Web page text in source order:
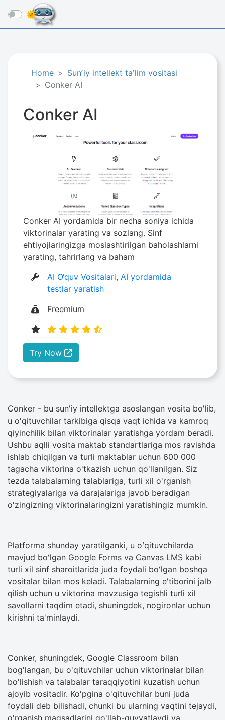
☰
Home
Sunʼiy intellekt taʼlim vositasi
Conker AI
Conker AI
Conker AI yordamida bir necha soniya ichida
viktorinalar yarating va sozlang. Sinf
ehtiyojlaringizga moslashtirilgan baholashlarni
yarating, tahrirlang va baham
AI O‘quv Vositalari, AI yordamida
testlar yaratish
Freemium
Try Now
Conker - bu sun'iy intellektga asoslangan vosita bo'lib,
u o'qituvchilar tarkibiga qisqa vaqt ichida va kamroq
qiyinchilik bilan viktorinalar yaratishga yordam beradi.
Ushbu aqlli vosita maktab standartlariga mos ravishda
ishlab chiqilgan va turli maktablar uchun 600 000
tagacha viktorina o'tkazish uchun qo'llanilgan. Siz
tezda talabalarning talablariga, turli xil o'rganish
strategiyalariga va darajalariga javob beradigan
o'zingizning viktorinalaringizni yaratishingiz mumkin.
Platforma shunday yaratilganki, u oʻqituvchilarda
mavjud boʻlgan Google Forms va Canvas LMS kabi
turli xil sinf sharoitlarida juda foydali boʻlgan boshqa
vositalar bilan mos keladi. Talabalarning e'tiborini jalb
qilish uchun u viktorina mavzusiga tegishli turli xil
savollarni taqdim etadi, shuningdek, nogironlar uchun
kirishni ta'minlaydi.
Conker, shuningdek, Google Classroom bilan
bog'langan, bu o'qituvchilar uchun viktorinalar bilan
bo'lishish va talabalar taraqqiyotini kuzatish uchun
ajoyib vositadir. Ko'pgina o'qituvchilar buni juda
foydali deb bilishadi, chunki bu ularning vaqtini tejaydi,
o'rganish maqsadlarini qo'llab-quvvatlaydi va